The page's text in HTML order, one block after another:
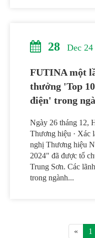
28 Dec 24
FUTINA một
thưởng 'Top
điện' trong
Ngày 26 tháng 12,
Thương hiệu ·
nghị Thương hiệu
2024" đã được tổ
Trung Sơn. Các
trong ngành...
« 1